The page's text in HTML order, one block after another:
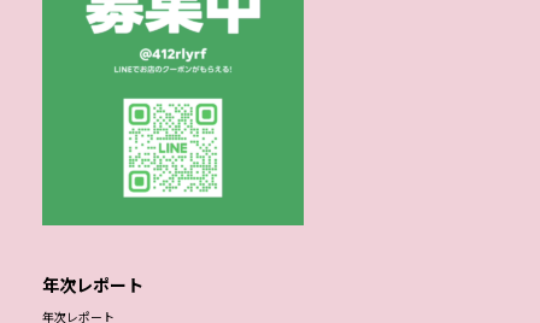
年次レポート
年次レポート